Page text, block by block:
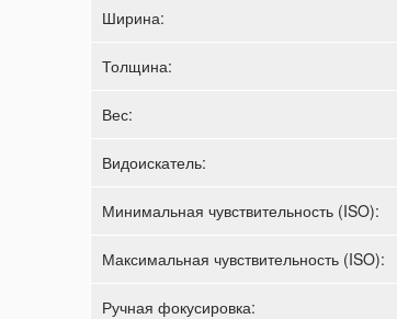
Ширина:
Толщина:
Вес:
Видоискатель:
Минимальная чувствительность (ISO):
Максимальная чувствительность (ISO):
Ручная фокусировка: